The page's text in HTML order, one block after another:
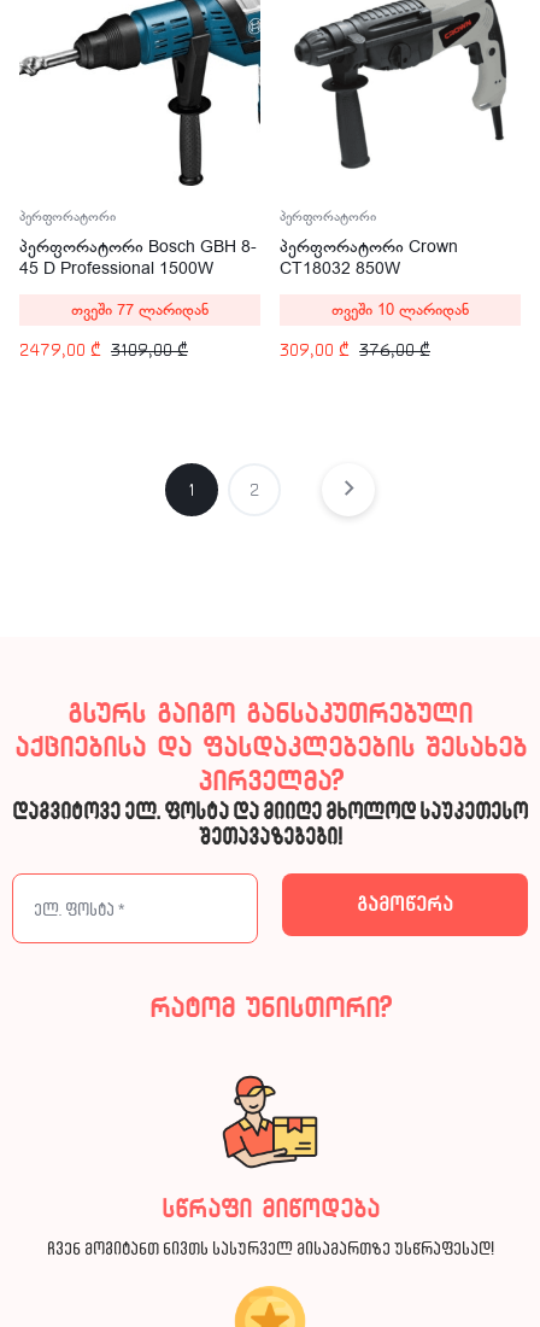
პერფორატორი
პერფორატორი Bosch GBH 8-
45 D Professional 1500W
3109,00₾
2479,00 ₾
თვეში 77 ლარიდან
პერფორატორი
პერფორატორი Crown
CT18032 850W
376,00₾
309,00 ₾
თვეში 10 ლარიდან
1 2
გსურს გაიგო განსაკუთრებული
აქციებისა და ფასდაკლებების შესახებ
პირველმა?
დაგვიტოვე ელ. ფოსტა და მიიღე მხოლოდ საუკეთესო
შეთავაზებები!
რატომ უნისთორი?
სწრაფი მიწოდება
ჩვენ მოგიტანთ ნივთს სასურველ მისამართზე უსწრაფესად!